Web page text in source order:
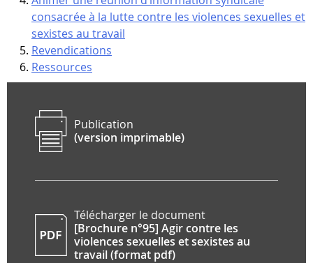
consacrée à la lutte contre les violences sexuelles et
sexistes au travail
Revendications
Ressources
Publication
(version imprimable)
Télécharger le document
[Brochure n°95] Agir contre les
violences sexuelles et sexistes au
travail (format pdf)